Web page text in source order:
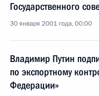
Государственного
30 января 2001 года, 00:00
Владимир Путин
по экспортному
Федерации»